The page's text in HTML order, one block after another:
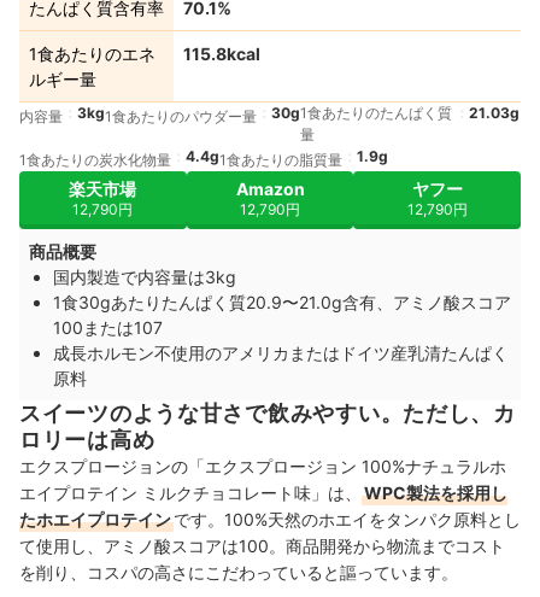
たんぱく質含有率 70.1%
1食あたりのエネ
ルギー量
115.8kcal
内容量 3kg1食あたりのパウダー量 30g1食あたりのたんぱく質
量
21.03g
1食あたりの炭水化物量 4.4g1食あたりの脂質量 1.9g
楽天市場
12,790円
Amazon
12,790円
ヤフー
12,790円
商品概要
国内製造で内容量は3kg
1食30gあたりたんぱく質20.9〜21.0g含有、アミノ酸スコア
100または107
成長ホルモン不使用のアメリカまたはドイツ産乳清たんぱく
原料
スイーツのような甘さで飲みやすい。ただし、カ
ロリーは高め
エクスプロージョンの「エクスプロージョン 100%ナチュラルホ
エイプロテイン ミルクチョコレート味」は、
WPC製法を採用し
たホエイプロテインです。100%天然のホエイをタンパク原料とし
て使用し、アミノ酸スコアは100。商品開発から物流までコスト
を削り、コスパの高さにこだわっていると謳っています。